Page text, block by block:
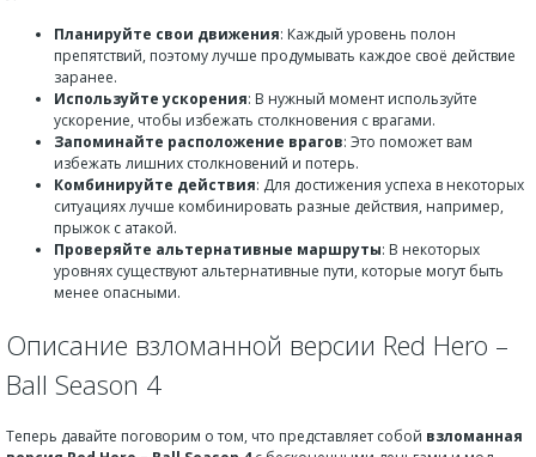
Планируйте свои движения: Каждый уровень полон
препятствий, поэтому лучше продумывать каждое своё действие
заранее.
Используйте ускорения: В нужный момент используйте
ускорение, чтобы избежать столкновения с врагами.
Запоминайте расположение врагов: Это поможет вам
избежать лишних столкновений и потерь.
Комбинируйте действия: Для достижения успеха в некоторых
ситуациях лучше комбинировать разные действия, например,
прыжок с атакой.
Проверяйте альтернативные маршруты: В некоторых
уровнях существуют альтернативные пути, которые могут быть
менее опасными.
Описание взломанной версии Red Hero –
Ball Season 4
Теперь давайте поговорим о том, что представляет собой взломанная